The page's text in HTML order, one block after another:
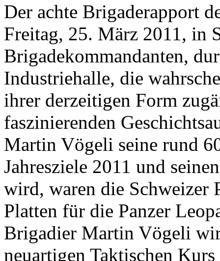
Der achte Brigaderapport
Freitag, 25. März 2011, in
Brigadekommandanten,
Industriehalle, die
ihrer derzeitigen Form
faszinierenden
Martin Vögeli seine rund
Jahresziele 2011 und
wird, waren die Schweizer
Platten für die Panzer
Brigadier Martin Vögeli
neuartigen Taktischen